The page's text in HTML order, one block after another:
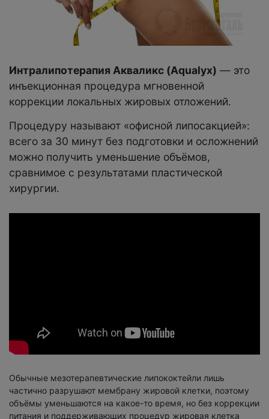
Интралипотерапия Акваликс (Aqualyx) — это
инъекционная процедура мгновенной
коррекции локальных жировых отложений.
Процедуру называют «офисной липосакцией»:
всего за 30 минут без подготовки и осложнений
можно получить уменьшение объёмов,
сравнимое с результатами пластической
хирургии.
Обычные мезотерапевтические липококтейли лишь
частично разрушают мембрану жировой клетки, поэтому
объёмы уменьшаются на какое-то время, но без коррекции
питания и поддерживающих процедур жировая клетка